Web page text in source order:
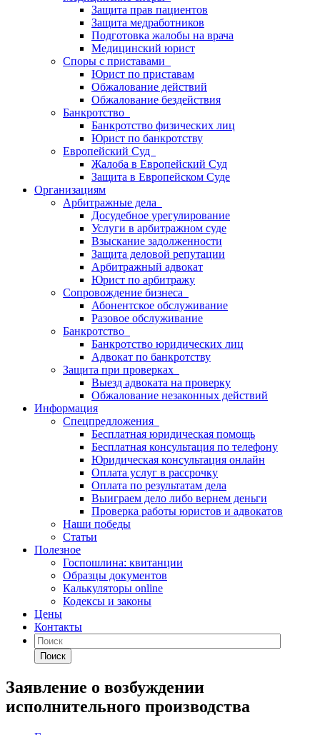
Защита прав пациентов
Защита медработников
Подготовка жалобы на врача
Медицинский юрист
Споры с приставами
Юрист по приставам
Обжалование действий
Обжалование бездействия
Банкротство
Банкротство физических лиц
Юрист по банкротству
Европейский Суд
Жалоба в Европейский Суд
Защита в Европейском Суде
Организациям
Арбитражные дела
Досудебное урегулирование
Услуги в арбитражном суде
Взыскание задолженности
Защита деловой репутации
Арбитражный адвокат
Юрист по арбитражу
Сопровождение бизнеса
Абонентское обслуживание
Разовое обслуживание
Банкротство
Банкротство юридических лиц
Адвокат по банкротству
Защита при проверках
Выезд адвоката на проверку
Обжалование незаконных действий
Информация
Спецпредложения
Бесплатная юридическая помощь
Бесплатная консультация по телефону
Юридическая консультация онлайн
Оплата услуг в рассрочку
Оплата по результатам дела
Выиграем дело либо вернем деньги
Проверка работы юристов и адвокатов
Наши победы
Статьи
Полезное
Госпошлина: квитанции
Образцы документов
Калькуляторы online
Кодексы и законы
Цены
Контакты
Поиск
Заявление о возбуждении
исполнительного производства